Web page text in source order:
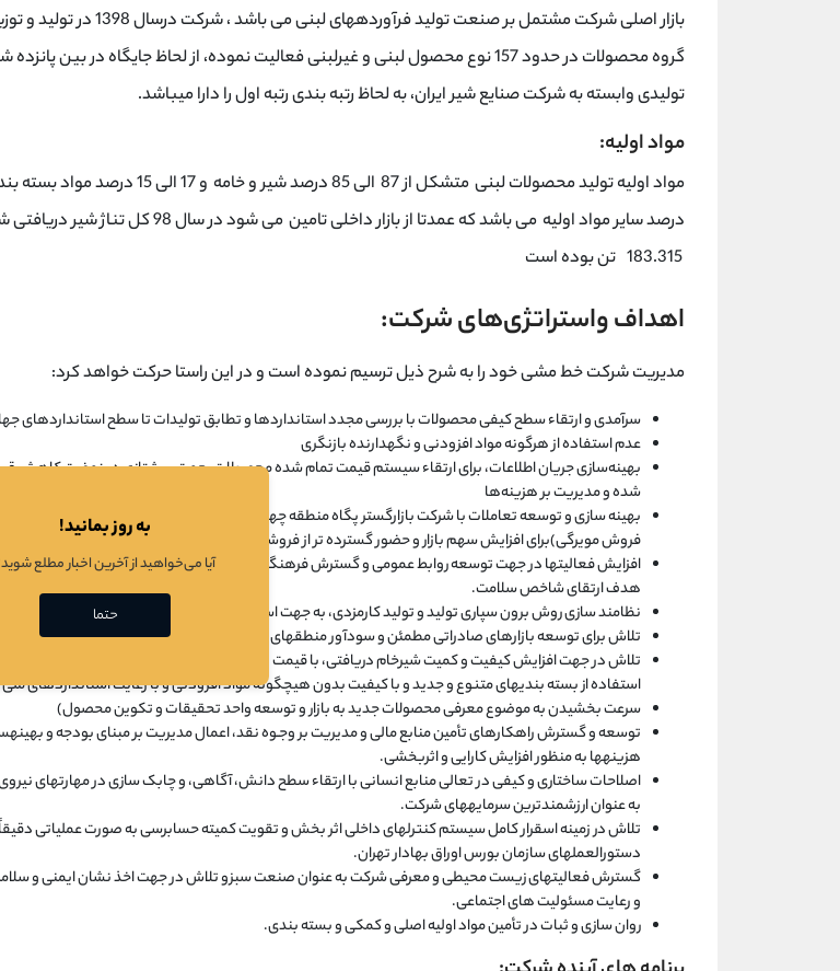
گروه محصولات در حدود 157 نوع محصول لبنی و غیرلبنی فعالیت نموده، از لحاظ جایگاه در بین
تولیدی وابسته به شرکت صنایع شیر ایران، به لحاظ رتبه بندی رتبه اول را دارا میباشد.
مواد اولیه:
درصد سایر مواد اولیه می باشد که عمدتا از بازار داخلی تامین می شود در سال 98 کل
اهداف واستراتژی‌های شرکت:
مدیریت شرکت خط مشی خود را به شرح ذیل ترسیم نموده است و در این راستا حرکت خواهد کرد:
سرآمدی و ارتقاء سطح کیفی محصولات با بررسی مجدد استانداردها و تطابق تولیدات تا سطح استانداردهای
عدم استفاده از هرگونه مواد افزودنی و نگهدارنده بازنگری
بهینه‌سازی جریان اطلاعات، برای ارتقاء سیستم قیمت تمام شده محصولات، جهت پیشتازی در نهضت کاهش
شده و مدیریت بر هزینه‌ها
بهینه سازی و توسعه تعاملات با شرکت بازارگستر پگاه منطقه چهار، در زمینه توزیع وفروش محصولات (با تمرکز
فروش مویرگی)برای افزایش سهم بازار و حضور گسترده تر از فروشگاههای زنجیره ای و بزرگ.
افزایش فعالیتها در جهت توسعه روابط عمومی و گسترش فرهنگ سازی برای افزایش سرانه مصرف فرآوردههای
هدف ارتقای شاخص سلامت.
نظامند سازی روش برون سپاری تولید و تولید کارمزدی، به جهت استفاده بهینه از ظرفیتهای بلا استفاده موجود.
تلاش برای توسعه بازارهای صادراتی مطمئن و سودآور منطقهای و جهانی.
تلاش در جهت افزایش کیفیت و کمیت شیرخام دریافتی، با قیمت بهینه جهت تولید وعرضه فرآوردههای شیری
استفاده از بسته بندیهای متنوع و جدید و با کیفیت بدون هیچگونه مواد افزودنی و با رعایت استانداردهای
سرعت بخشیدن به موضوع معرفی محصولات جدید به بازار و توسعه واحد تحقیقات و تکوین محصول)
توسعه و گسترش راهکارهای تأمین منابع مالی و مدیریت بر وجـوه نقد، اعمال مدیریت بر مبنای بودجه و
هزینهها به منظور افزایش کارایی و اثربخشی.
اصلاحات ساختاری و کیفی در تعالی منابع انسانی با ارتقاء سطح دانش، آگاهی، و چابک سازی در مهارتهای
به عنوان ارزشمندترین سرمایههای شرکت.
تلاش در زمینه اسقرار کامل سیستم کنترلهای داخلی اثر بخش و تقویت کمیته حسابرسی به صورت عملیاتی
دستورالعملهای سازمان بورس اوراق بهادار تهران.
گسترش فعالیتهای زیست محیطی و معرفی شرکت به عنوان صنعت سبزو تلاش در جهت اخذ نشان ایمنی و
و رعایت مسئولیت های اجتماعی.
روان سازی و ثبات در تأمین مواد اولیه اصلی و کمکی و بسته بندی.
به روز بمانید!
آیا می‌خواهید از آخرین اخبار مطلع
حتما